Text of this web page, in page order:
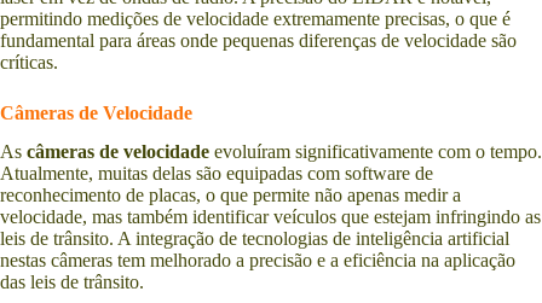
permitindo medições de velocidade extremamente precisas, o que é
fundamental para áreas onde pequenas diferenças de velocidade são
críticas.
Câmeras de Velocidade
As câmeras de velocidade evoluíram significativamente com o tempo.
Atualmente, muitas delas são equipadas com software de
reconhecimento de placas, o que permite não apenas medir a
velocidade, mas também identificar veículos que estejam infringindo as
leis de trânsito. A integração de tecnologias de inteligência artificial
nestas câmeras tem melhorado a precisão e a eficiência na aplicação
das leis de trânsito.